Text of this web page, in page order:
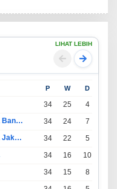
LIHAT LEBIH
P W D
34 25 4
Persatuan Sepak Bola Indonesia Bandung 34 24 7
Persatuan Sepak Bola Indonesia Jakarta 34 22 5
34 16 10
34 15 8